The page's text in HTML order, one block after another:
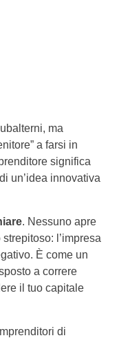
ma
a farsi in
significa
un’idea innovativa
. Nessuno apre
l’impresa
È come un
a correre
il tuo capitale
di